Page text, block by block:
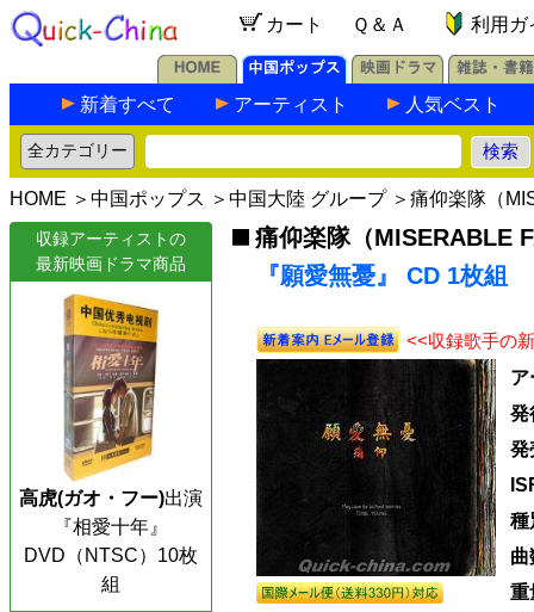
カート Ｑ＆Ａ 利用ガ
新着すべて アーティスト 人気ベスト
HOME ＞ 中国ポップス ＞ 中国大陸 グループ＞ 痛仰楽隊（
収録アーティストの
最新映画ドラマ商品
高虎(ガオ・フー)出演
『相愛十年』
DVD（NTSC）10枚
組
痛仰楽隊（MISERABLE
『願愛無憂』 CD 1枚組
<<収録歌手の
ア
発
発
種
曲
重